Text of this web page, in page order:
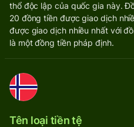
thổ độc lập của quốc gia này.
20 đồng tiền được giao dịch
được giao dịch nhiều nhất với
là một đồng tiền pháp định.
Tên loại tiền tệ